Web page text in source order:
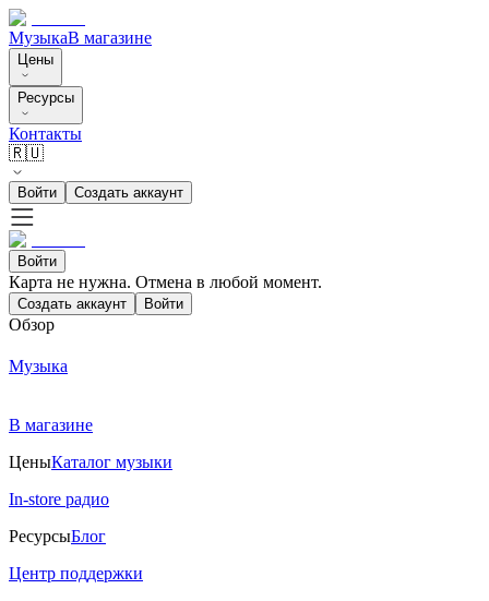
МузыкаВ магазине
Цены
Ресурсы
Контакты
🇷🇺
Войти Создать аккаунт
Войти
Карта не нужна. Отмена в любой момент.
Создать аккаунт Войти
Обзор
Музыка
В магазине
ЦеныКаталог музыки
In-store радио
РесурсыБлог
Центр поддержки